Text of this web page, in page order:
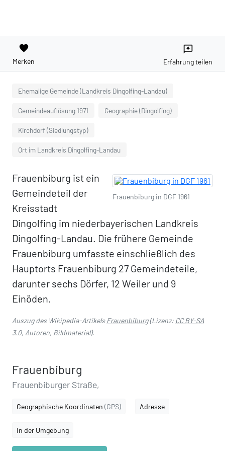
favorite
Merken
reviews
Erfahrung teilen
Ehemalige Gemeinde (Landkreis Dingolfing-Landau)
Gemeindeauflösung 1971 Geographie (Dingolfing)
Kirchdorf (Siedlungstyp)
Ort im Landkreis Dingolfing-Landau
Frauenbiburg in DGF 1961
Frauenbiburg ist ein
Gemeindeteil der
Kreisstadt
Dingolfing im niederbayerischen Landkreis
Dingolfing-Landau. Die frühere Gemeinde
Frauenbiburg umfasste einschließlich des
Hauptorts Frauenbiburg 27 Gemeindeteile,
darunter sechs Dörfer, 12 Weiler und 9
Einöden.
Auszug des Wikipedia-ArtikelsFrauenbiburg(Lizenz: CC BY-SA
3.0, Autoren, Bildmaterial).
Frauenbiburg
Frauenbiburger Straße,
Geographische Koordinaten (GPS) Adresse
In der Umgebung